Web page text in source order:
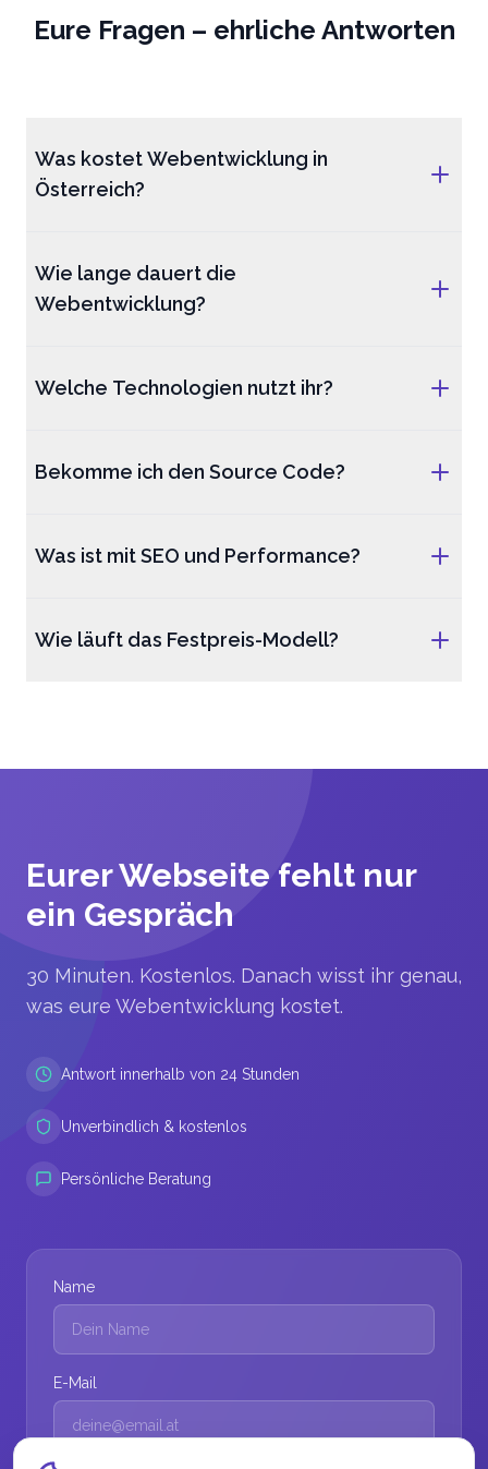
Eure Fragen – ehrliche Antworten
Was kostet Webentwicklung in
Österreich?
Wie lange dauert die
Webentwicklung?
Welche Technologien nutzt ihr?
Bekomme ich den Source Code?
Was ist mit SEO und Performance?
Wie läuft das Festpreis-Modell?
Eurer Webseite fehlt nur
ein Gespräch
30 Minuten. Kostenlos. Danach wisst ihr genau,
was eure Webentwicklung kostet.
Antwort innerhalb von 24 Stunden
Unverbindlich & kostenlos
Persönliche Beratung
Name
E-Mail